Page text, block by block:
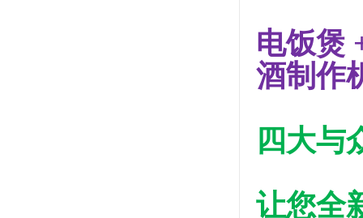
电饭煲
酒制作
四大与
让您全